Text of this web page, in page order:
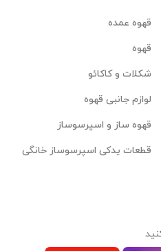
قهوه عمده
قهوه
شکلات و کاکائو
لوازم جانبی قهوه
قهوه ساز و اسپرسوساز
قطعات یدکی اسپرسوساز خانگی